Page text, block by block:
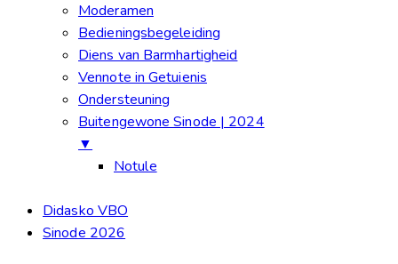
Moderamen
Bedieningsbegeleiding
Diens van Barmhartigheid
Vennote in Getuienis
Ondersteuning
Buitengewone Sinode | 2024
▼
Notule
Didasko VBO
Sinode 2026